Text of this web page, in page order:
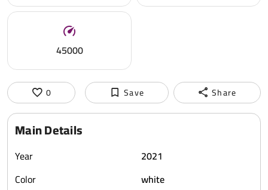
45000
0 Save Share
Main Details
Year
2021
Color
white